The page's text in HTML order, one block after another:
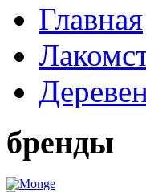
Главная
бренды